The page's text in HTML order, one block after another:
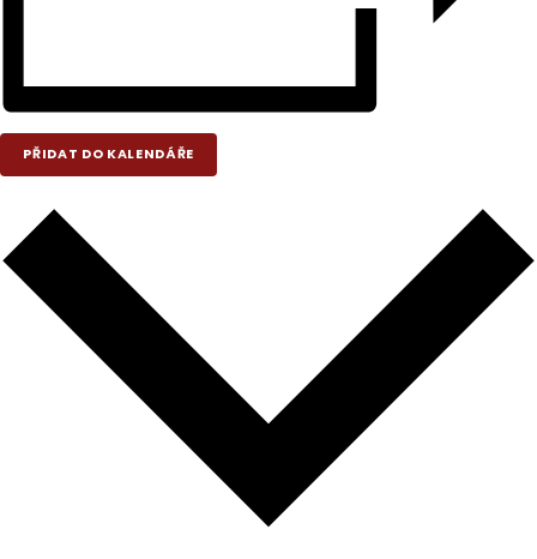
PŘIDAT DO KALENDÁŘE